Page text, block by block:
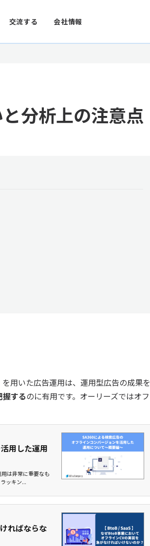
交流する 会社情報
分析上の注意点
用いた広告運用は、運用型広告の成果を
するのに有用です。オーリーズではオフ
用した運用
は非常に重要なも
ッキン...
ればならな